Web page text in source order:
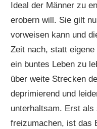
Ideal der Männer zu
erobern will. Sie gilt
vorweisen kann und
Zeit nach, statt
ein buntes Leben zu
über weite Strecken
deprimierend und
unterhaltsam. Erst
freizumachen, ist das